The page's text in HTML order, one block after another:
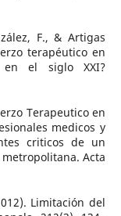
F., & Artigas
terapéutico en
en el siglo XXI?
Terapeutico en
medicos y
criticos de un
Acta
Limitación del